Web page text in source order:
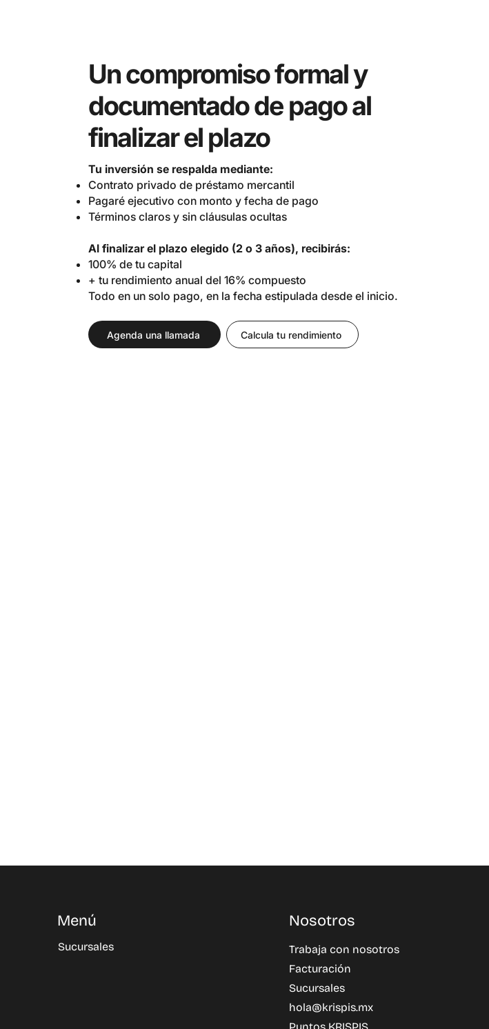
Un compromiso formal y
documentado de pago al
finalizar el plazo
Tu inversión se respalda mediante:
Contrato privado de préstamo mercantil
Pagaré ejecutivo con monto y fecha de pago
Términos claros y sin cláusulas ocultas
Al finalizar el plazo elegido (2 o 3 años), recibirás:
100% de tu capital
+ tu rendimiento anual del 16% compuesto
Todo en un solo pago, en la fecha estipulada desde el inicio.
Agenda una llamada Calcula tu rendimiento
Menú
Sucursales
Nosotros
Trabaja con nosotros
Facturación
Sucursales
hola@krispis.mx
Puntos KRISPIS